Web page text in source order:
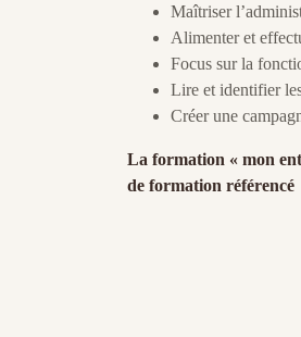
Maîtriser
Alimenter et
Focus sur la
Lire et identifier
Créer une
La formation « mon
de formation